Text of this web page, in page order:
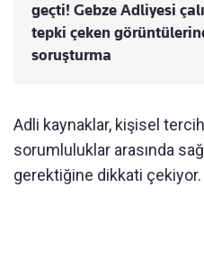
geçti! Gebze Adliyesi
tepki çeken
soruşturma
Adli kaynaklar, kişisel
sorumluluklar arasında
gerektiğine dikkati çekiyor.